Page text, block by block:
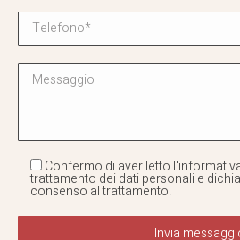
Confermo di aver letto
trattamento dei dati personali e
consenso al trattamento.